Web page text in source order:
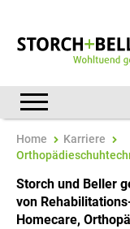
Home
Karriere
Storch und Beller
von
Homecare,